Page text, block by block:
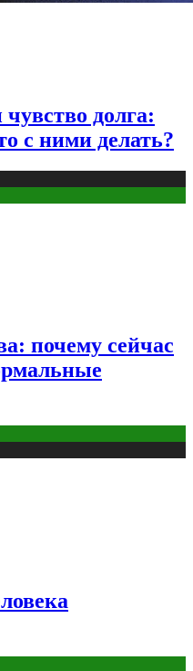
долга:
с ними делать?
почему сейчас